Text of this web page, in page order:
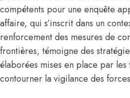
compétents pour une enquête
affaire, qui s’inscrit dans un
renforcement des mesures de
frontières, témoigne des
élaborées mises en place par
contourner la vigilance des